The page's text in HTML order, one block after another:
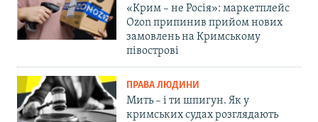
«Крим – не Росія»: маркетплейс
Ozon припинив прийом нових
замовлень на Кримському
півострові
ПРАВА ЛЮДИНИ
Мить – і ти шпигун. Як у
кримських судах розглядають